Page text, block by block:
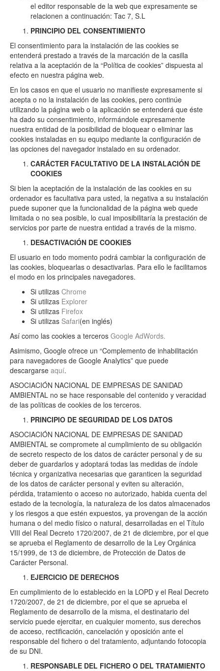
el editor responsable de la web que expresamente se
relacionen a continuación: Tac 7, S.L
PRINCIPIO DEL CONSENTIMIENTO
El consentimiento para la instalación de las cookies se
entenderá prestado a través de la marcación de la casilla
relativa a la aceptación de la “Política de cookies” dispuesta al
efecto en nuestra página web.
En los casos en que el usuario no manifieste expresamente si
acepta o no la instalación de las cookies, pero continúe
utilizando la página web o la aplicación se entenderá que éste
ha dado su consentimiento, informándole expresamente
nuestra entidad de la posibilidad de bloquear o eliminar las
cookies instaladas en su equipo mediante la configuración de
las opciones del navegador instalado en su ordenador.
CARÁCTER FACULTATIVO DE LA INSTALACIÓN DE
COOKIES
Si bien la aceptación de la instalación de las cookies en su
ordenador es facultativa para usted, la negativa a su instalación
puede suponer que la funcionalidad de la página web quede
limitada o no sea posible, lo cual imposibilitaría la prestación de
servicios por parte de nuestra entidad a través de la mismo.
DESACTIVACIÓN DE COOKIES
El usuario en todo momento podrá cambiar la configuración de
las cookies, bloquearlas o desactivarlas. Para ello le facilitamos
el modo en los principales navegadores.
Si utilizas Chrome
Si utilizas Explorer
Si utilizas Firefox
Si utilizas Safari(en inglés)
Así como las cookies a terceros Google AdWords.
Asimismo, Google ofrece un “Complemento de inhabilitación
para navegadores de Google Analytics” que puede
descargarse aquí.
ASOCIACIÓN NACIONAL DE EMPRESAS DE SANIDAD
AMBIENTAL no se hace responsable del contenido y veracidad
de las políticas de cookies de los terceros.
PRINCIPIO DE SEGURIDAD DE LOS DATOS
ASOCIACIÓN NACIONAL DE EMPRESAS DE SANIDAD
AMBIENTAL se compromete al cumplimiento de su obligación
de secreto respecto de los datos de carácter personal y de su
deber de guardarlos y adoptará todas las medidas de índole
técnica y organizativa necesarias que garanticen la seguridad
de los datos de carácter personal y eviten su alteración,
pérdida, tratamiento o acceso no autorizado, habida cuenta del
estado de la tecnología, la naturaleza de los datos almacenados
y los riesgos a que estén expuestos, ya provengan de la acción
humana o del medio físico o natural, desarrolladas en el Título
VIII del Real Decreto 1720/2007, de 21 de diciembre, por el que
se aprueba el Reglamento de desarrollo de la Ley Orgánica
15/1999, de 13 de diciembre, de Protección de Datos de
Carácter Personal.
EJERCICIO DE DERECHOS
En cumplimiento de lo establecido en la LOPD y el Real Decreto
1720/2007, de 21 de diciembre, por el que se aprueba el
Reglamento de desarrollo de la misma, el destinatario del
servicio puede ejercitar, en cualquier momento, sus derechos
de acceso, rectificación, cancelación y oposición ante el
responsable del fichero o del tratamiento, adjuntando fotocopia
de su DNI.
RESPONSABLE DEL FICHERO O DEL TRATAMIENTO